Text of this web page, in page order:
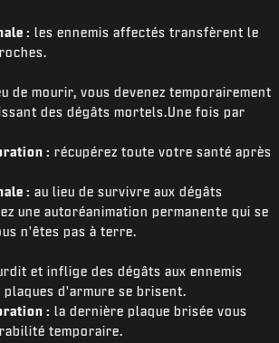
: les ennemis affectés transfèrent le
de mourir, vous devenez temporairement
des dégâts mortels.Une fois par
: récupérez toute votre santé après
: au lieu de survivre aux dégâts
une autoréanimation permanente qui se
n'êtes pas à terre.
et inflige des dégâts aux ennemis
d'armure se brisent.
: la dernière plaque brisée vous
temporaire.